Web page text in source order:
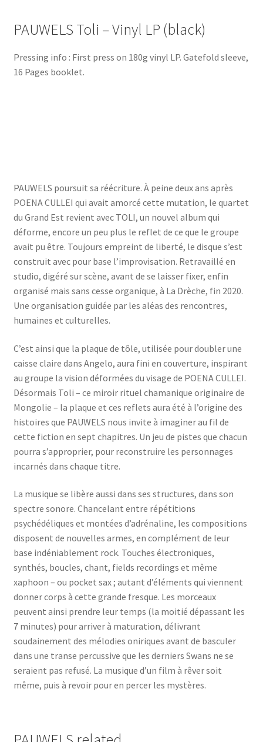
PAUWELS Toli – Vinyl LP (black)
Pressing info : First press on 180g vinyl LP. Gatefold sleeve,
16 Pages booklet.
PAUWELS poursuit sa réécriture. À peine deux ans après
POENA CULLEI qui avait amorcé cette mutation, le quartet
du Grand Est revient avec TOLI, un nouvel album qui
déforme, encore un peu plus le reflet de ce que le groupe
avait pu être. Toujours empreint de liberté, le disque s’est
construit avec pour base l’improvisation. Retravaillé en
studio, digéré sur scène, avant de se laisser fixer, enfin
organisé mais sans cesse organique, à La Drèche, fin 2020.
Une organisation guidée par les aléas des rencontres,
humaines et culturelles.
C’est ainsi que la plaque de tôle, utilisée pour doubler une
caisse claire dans Angelo, aura fini en couverture, inspirant
au groupe la vision déformées du visage de POENA CULLEI.
Désormais Toli – ce miroir rituel chamanique originaire de
Mongolie – la plaque et ces reflets aura été à l’origine des
histoires que PAUWELS nous invite à imaginer au fil de
cette fiction en sept chapitres. Un jeu de pistes que chacun
pourra s’approprier, pour reconstruire les personnages
incarnés dans chaque titre.
La musique se libère aussi dans ses structures, dans son
spectre sonore. Chancelant entre répétitions
psychédéliques et montées d’adrénaline, les compositions
disposent de nouvelles armes, en complément de leur
base indéniablement rock. Touches électroniques,
synthés, boucles, chant, fields recordings et même
xaphoon – ou pocket sax ; autant d’éléments qui viennent
donner corps à cette grande fresque. Les morceaux
peuvent ainsi prendre leur temps (la moitié dépassant les
7 minutes) pour arriver à maturation, délivrant
soudainement des mélodies oniriques avant de basculer
dans une transe percussive que les derniers Swans ne se
seraient pas refusé. La musique d’un film à rêver soit
même, puis à revoir pour en percer les mystères.